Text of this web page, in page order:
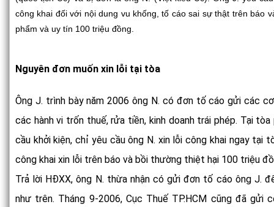
công khai đối với nội dung vu khống, tố cáo sai sự thật trên báo
phẩm và uy tín 100 triệu đồng.
Nguyên đơn muốn xin lỗi tại tòa
Ông J. trình bày năm 2006 ông N. có đơn tố cáo gửi các
các hành vi trốn thuế, rửa tiền, kinh doanh trái phép. Tại
cầu khởi kiện, chỉ yêu cầu ông N. xin lỗi công khai ngay tại
công khai xin lỗi trên báo và bồi thường thiệt hại 100 triệu
Trả lời HĐXX, ông N. thừa nhận có gửi đơn tố cáo ông J.
như trên. Tháng 9-2006, Cục Thuế TP.HCM cũng đã gửi